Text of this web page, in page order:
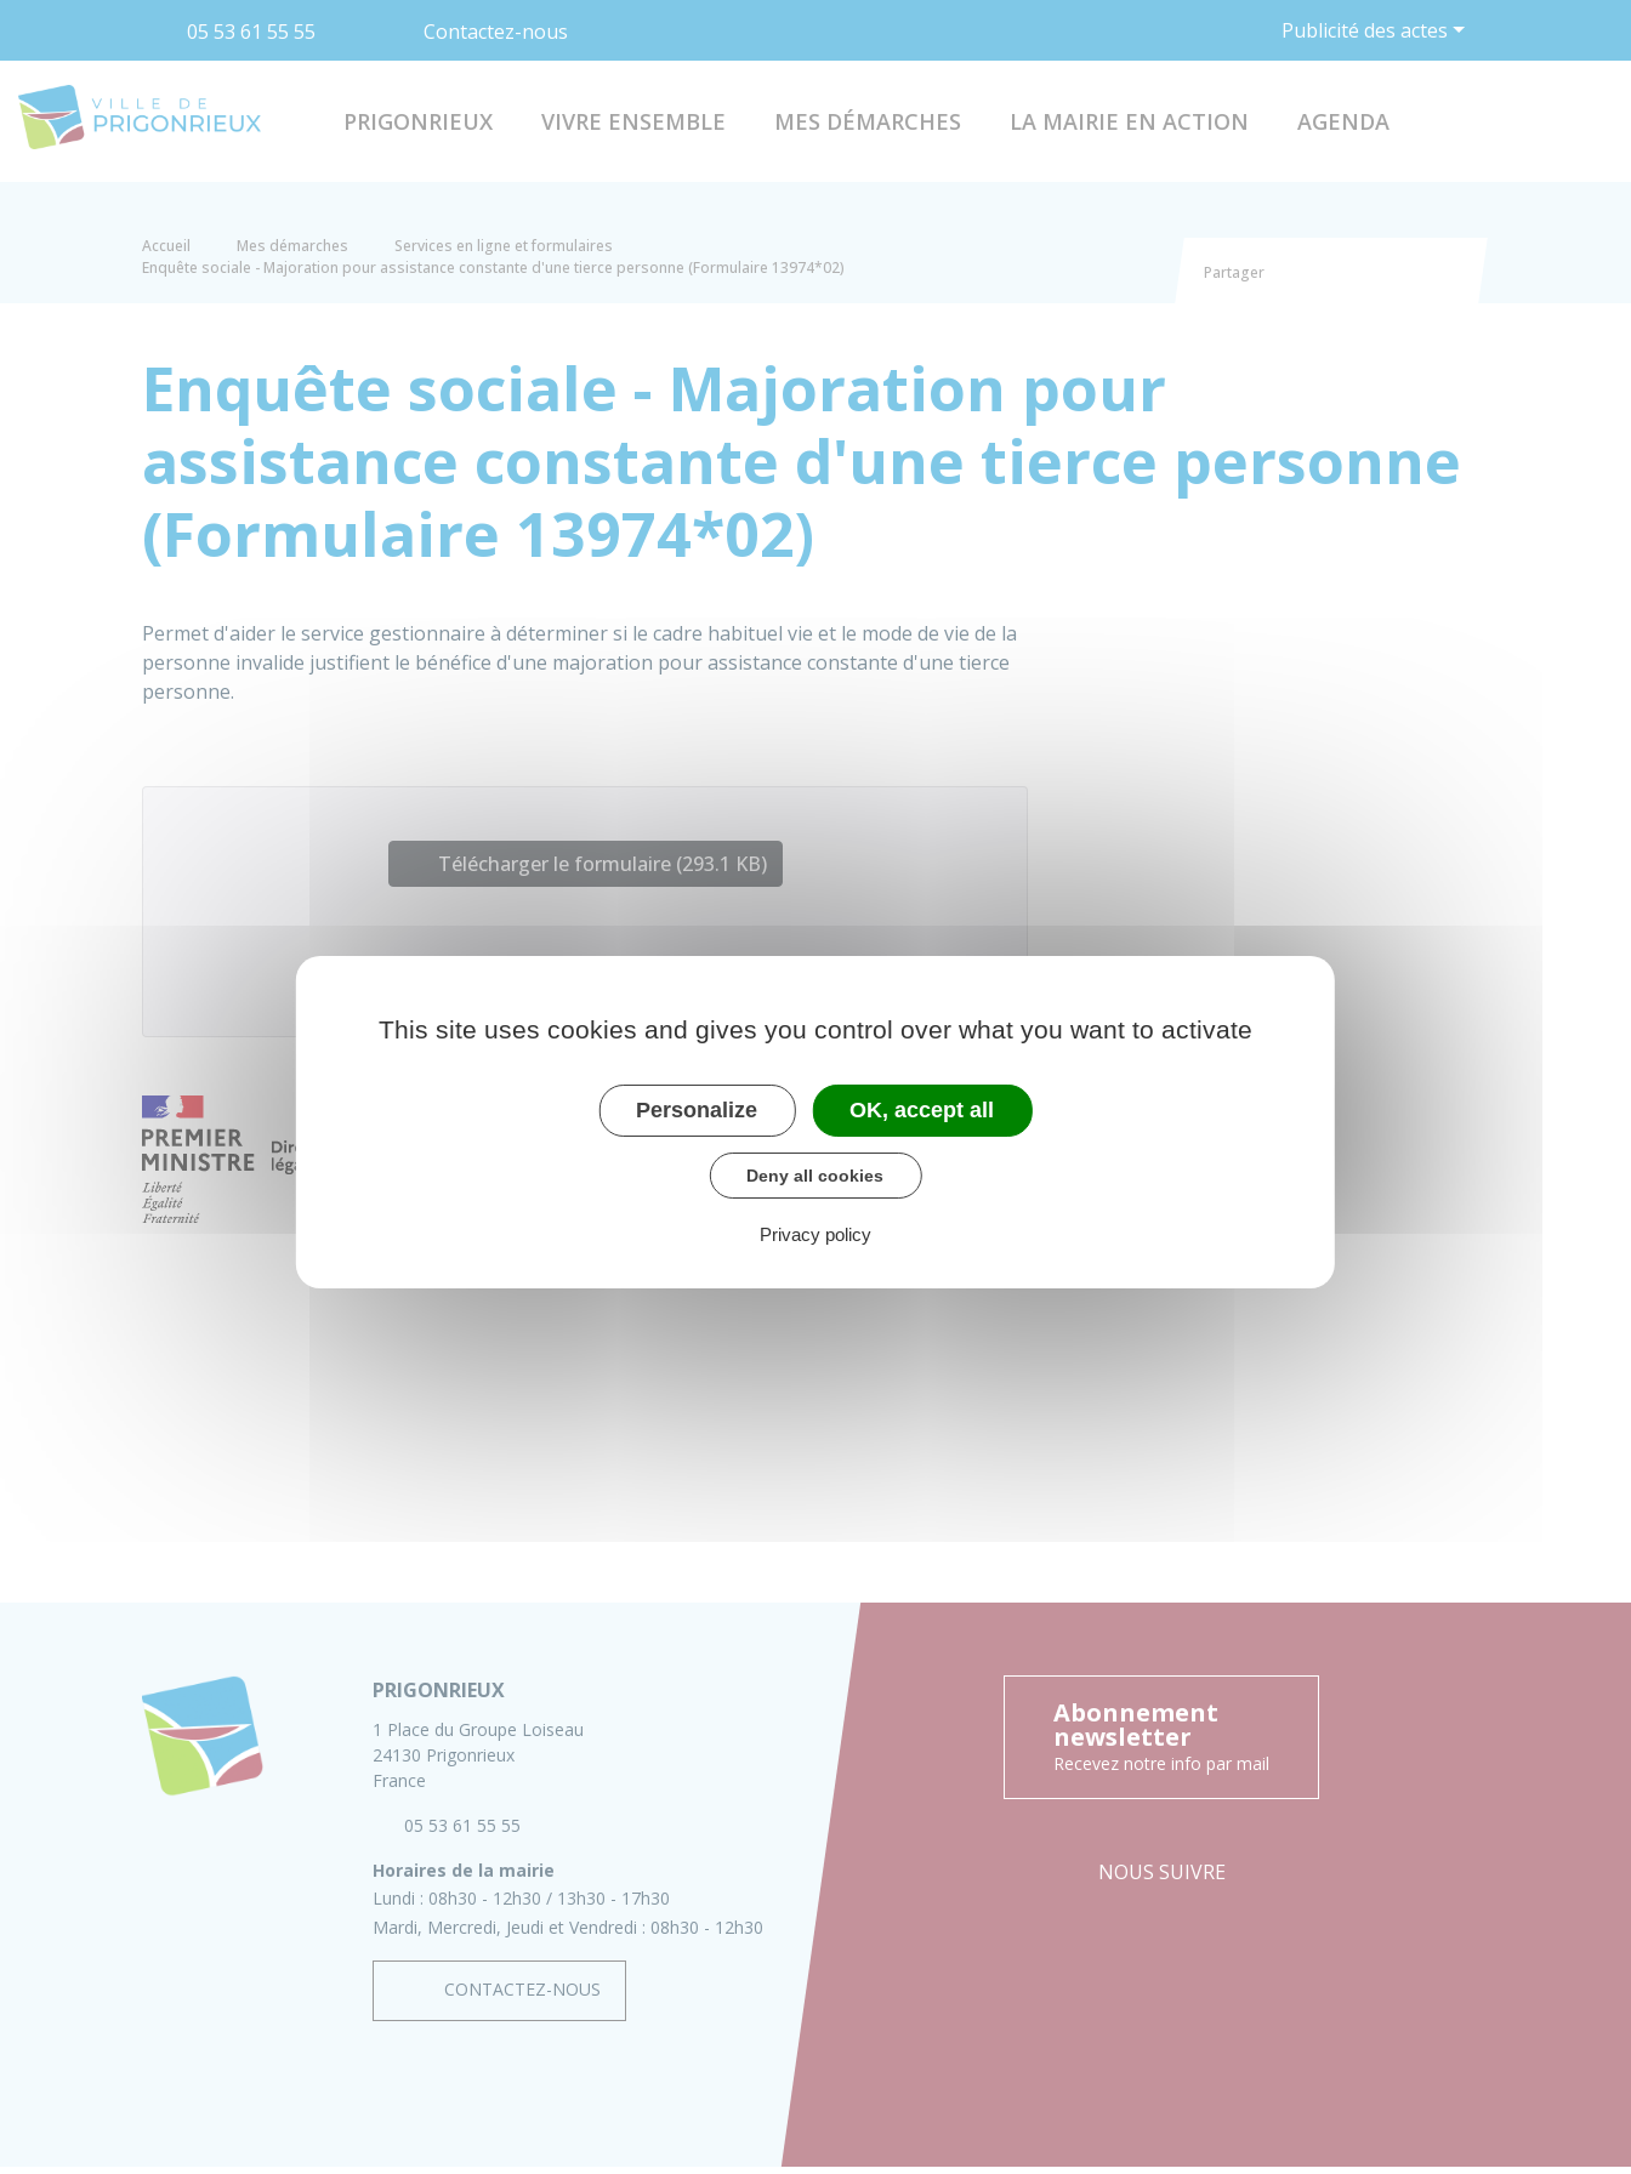
05 53 61 55 55 Contactez-nous Publicité des actes
PRIGONRIEUX VIVRE ENSEMBLE MES DÉMARCHES LA MAIRIE EN ACTION AGENDA
Accueil Mes démarches
Services en ligne et formulaires
Enquête sociale - Majoration pour assistance constante d'une tierce personne (Formulaire 13974*02)
Partager
Enquête sociale - Majoration pour
assistance constante d'une tierce personne
(Formulaire 13974*02)
Permet d'aider le service gestionnaire à déterminer si le cadre habituel vie et le mode de vie de la
personne invalide justifient le bénéfice d'une majoration pour assistance constante d'une tierce
personne.
Télécharger le formulaire (293.1 KB)
PRIGONRIEUX
1 Place du Groupe Loiseau
24130 Prigonrieux
France
05 53 61 55 55
Horaires de la mairie
Lundi : 08h30 - 12h30
13h30 - 17h30
Mardi, Mercredi, Jeudi et Vendredi : 08h30 - 12h30
CONTACTEZ-NOUS
Abonnement
newsletter
Recevez notre info par mail
NOUS SUIVRE
This site uses cookies and gives you control over what you want to activate
Personalize OK, accept all
Deny all cookies
Privacy policy